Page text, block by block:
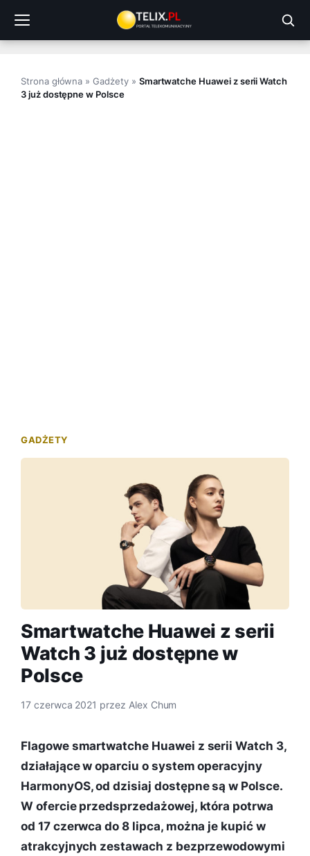
treści
Strona główna »Gadżety» Smartwatche Huawei z serii Watch
3 już dostępne w Polsce
GADŻETY
Smartwatche Huawei z serii
Watch 3 już dostępne w
Polsce
17 czerwca 2021 przez Alex Chum
Flagowe smartwatche Huawei z serii Watch 3,
działające w oparciu o system operacyjny
HarmonyOS, od dzisiaj dostępne są w Polsce.
W ofercie przedsprzedażowej, która potrwa
od 17 czerwca do 8 lipca, można je kupić w
atrakcyjnych zestawach z bezprzewodowymi